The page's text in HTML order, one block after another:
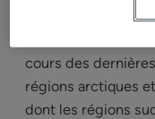
continue des
cours des
régions arctiques
dont les régions